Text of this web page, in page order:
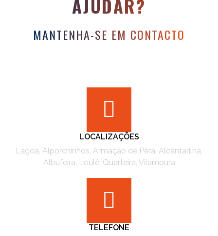
AJUDAR?
MANTENHA-SE EM CONTACTO
LOCALIZAÇÕES
Lagoa, Alporchinhos, Armação de Pêra, Alcantarilha,
Albufeira, Loulé, Quarteira, Vilamoura
TELEFONE